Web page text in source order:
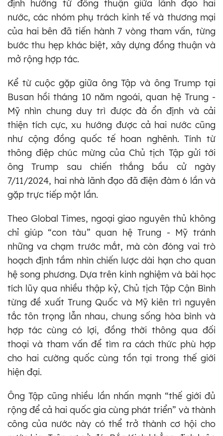
định hướng từ đồng thuận giữa lãnh đạo hai
nước, các nhóm phụ trách kinh tế và thương mại
của hai bên đã tiến hành 7 vòng tham vấn, từng
bước thu hẹp khác biệt, xây dựng đồng thuận và
mở rộng hợp tác.
Kể từ cuộc gặp giữa ông Tập và ông Trump tại
Busan hồi tháng 10 năm ngoái, quan hệ Trung -
Mỹ nhìn chung duy trì được đà ổn định và cải
thiện tích cực, xu hướng được cả hai nước cũng
như cộng đồng quốc tế hoan nghênh. Tính từ
thông điệp chúc mừng của Chủ tịch Tập gửi tới
ông Trump sau chiến thắng bầu cử ngày
7/11/2024, hai nhà lãnh đạo đã điện đàm 6 lần và
gặp trực tiếp một lần.
Theo Global Times, ngoại giao nguyên thủ không
chỉ giúp “con tàu” quan hệ Trung - Mỹ tránh
những va chạm trước mắt, mà còn đóng vai trò
hoạch định tầm nhìn chiến lược dài hạn cho quan
hệ song phương. Dựa trên kinh nghiệm và bài học
tích lũy qua nhiều thập kỷ, Chủ tịch Tập Cận Bình
từng đề xuất Trung Quốc và Mỹ kiên trì nguyên
tắc tôn trọng lẫn nhau, chung sống hòa bình và
hợp tác cùng có lợi, đồng thời thông qua đối
thoại và tham vấn để tìm ra cách thức phù hợp
cho hai cường quốc cùng tồn tại trong thế giới
hiện đại.
Ông Tập cũng nhiều lần nhấn mạnh “thế giới đủ
rộng để cả hai quốc gia cùng phát triển” và thành
công của nước này có thể trở thành cơ hội cho